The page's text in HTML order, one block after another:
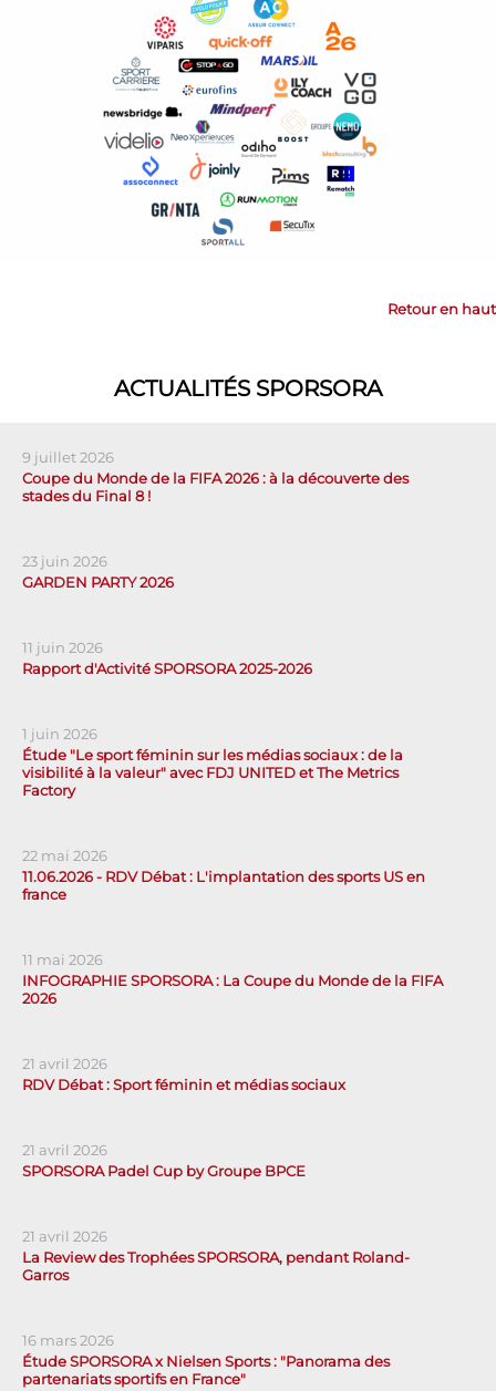
Retour en haut
ACTUALITÉS SPORSORA
9 juillet 2026
Coupe du Monde de la FIFA 2026 : à la découverte des
stades du Final 8 !
23 juin 2026
GARDEN PARTY 2026
11 juin 2026
Rapport d'Activité SPORSORA 2025-2026
1 juin 2026
Étude "Le sport féminin sur les médias sociaux : de la
visibilité à la valeur" avec FDJ UNITED et The Metrics
Factory
22 mai 2026
11.06.2026 - RDV Débat : L'implantation des sports US en
france
11 mai 2026
INFOGRAPHIE SPORSORA : La Coupe du Monde de la FIFA
2026
21 avril 2026
RDV Débat : Sport féminin et médias sociaux
21 avril 2026
SPORSORA Padel Cup by Groupe BPCE
21 avril 2026
La Review des Trophées SPORSORA, pendant Roland-
Garros
16 mars 2026
Étude SPORSORA x Nielsen Sports : "Panorama des
partenariats sportifs en France"